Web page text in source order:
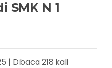
SMK N 1
| Dibaca 218 kali